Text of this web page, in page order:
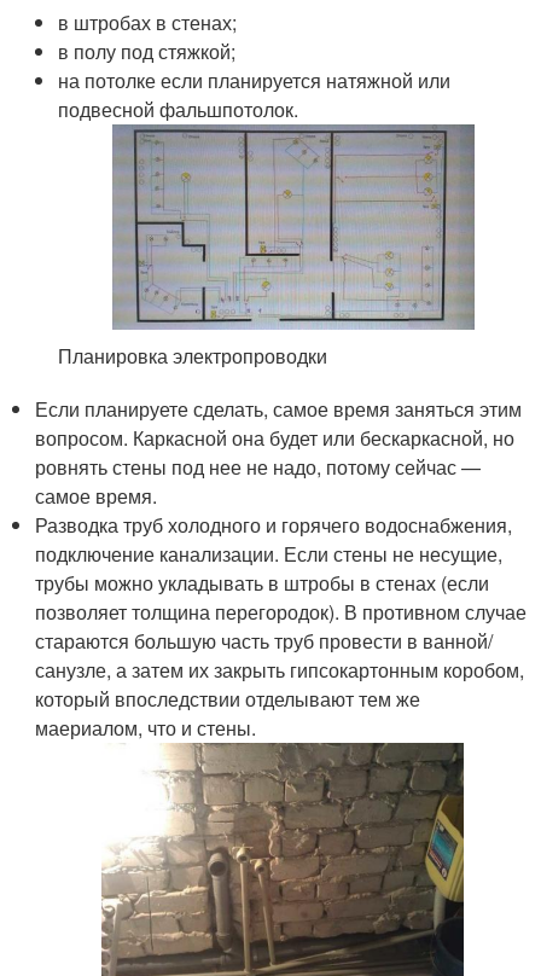
в штробах в стенах;
в полу под стяжкой;
на потолке если планируется натяжной или
подвесной фальшпотолок.
Планировка электропроводки
Если планируете сделать, самое время заняться этим
вопросом. Каркасной она будет или бескаркасной, но
ровнять стены под нее не надо, потому сейчас —
самое время.
Разводка труб холодного и горячего водоснабжения,
подключение канализации. Если стены не несущие,
трубы можно укладывать в штробы в стенах (если
позволяет толщина перегородок). В противном случае
стараются большую часть труб провести в ванной/
санузле, а затем их закрыть гипсокартонным коробом,
который впоследствии отделывают тем же
маериалом, что и стены.